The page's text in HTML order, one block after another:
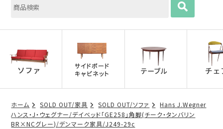
ホーム SOLD OUT/家具 SOLD OUT/ソファ
Hans J.Wegner
ハンス・J・ウェグナー/デイベッド「GE258」角脚(チーク・タンバリン
BR×NCグレー)/デンマーク家具/J249-29c